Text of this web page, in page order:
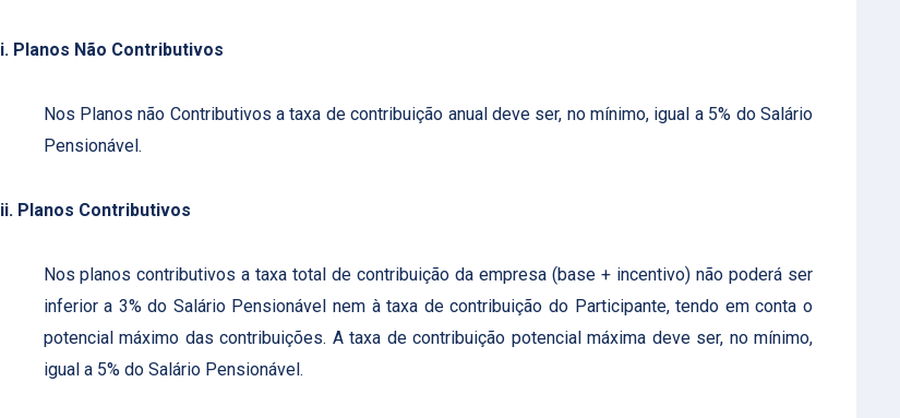
i. Planos Não Contributivos
Nos Planos não Contributivos a taxa de contribuição anual deve ser, no mínimo, igual a 5% do Salário
Pensionável.
ii. Planos Contributivos
Nos planos contributivos a taxa total de contribuição da empresa (base + incentivo) não poderá ser
inferior a 3% do Salário Pensionável nem à taxa de contribuição do Participante, tendo em conta o
potencial máximo das contribuições. A taxa de contribuição potencial máxima deve ser, no mínimo,
igual a 5% do Salário Pensionável.